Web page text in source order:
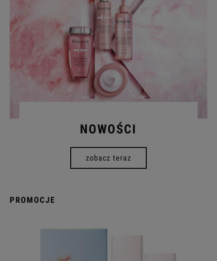
NOWOŚCI
zobacz teraz
PROMOCJE